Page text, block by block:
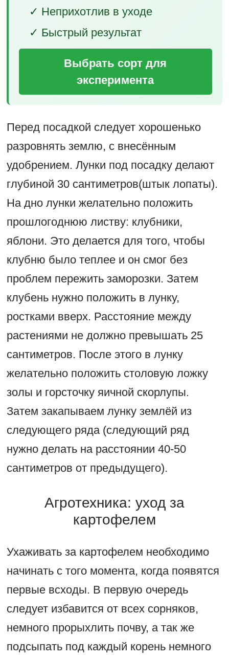
✓ Неприхотлив в уходе
✓ Быстрый результат
Выбрать сорт для
эксперимента
Перед посадкой следует хорошенько
разровнять землю, с внесённым
удобрением. Лунки под посадку делают
глубиной 30 сантиметров(штык лопаты).
На дно лунки желательно положить
прошлогоднюю листву: клубники,
яблони. Это делается для того, чтобы
клубню было теплее и он смог без
проблем пережить заморозки. Затем
клубень нужно положить в лунку,
ростками вверх. Расстояние между
растениями не должно превышать 25
сантиметров. После этого в лунку
желательно положить столовую ложку
золы и горсточку яичной скорлупы.
Затем закапываем лунку землёй из
следующего ряда (следующий ряд
нужно делать на расстоянии 40-50
сантиметров от предыдущего).
Агротехника: уход за
картофелем
Ухаживать за картофелем необходимо
начинать с того момента, когда появятся
первые всходы. В первую очередь
следует избавится от всех сорняков,
немного прорыхлить почву, а так же
подсыпать под каждый корень немного